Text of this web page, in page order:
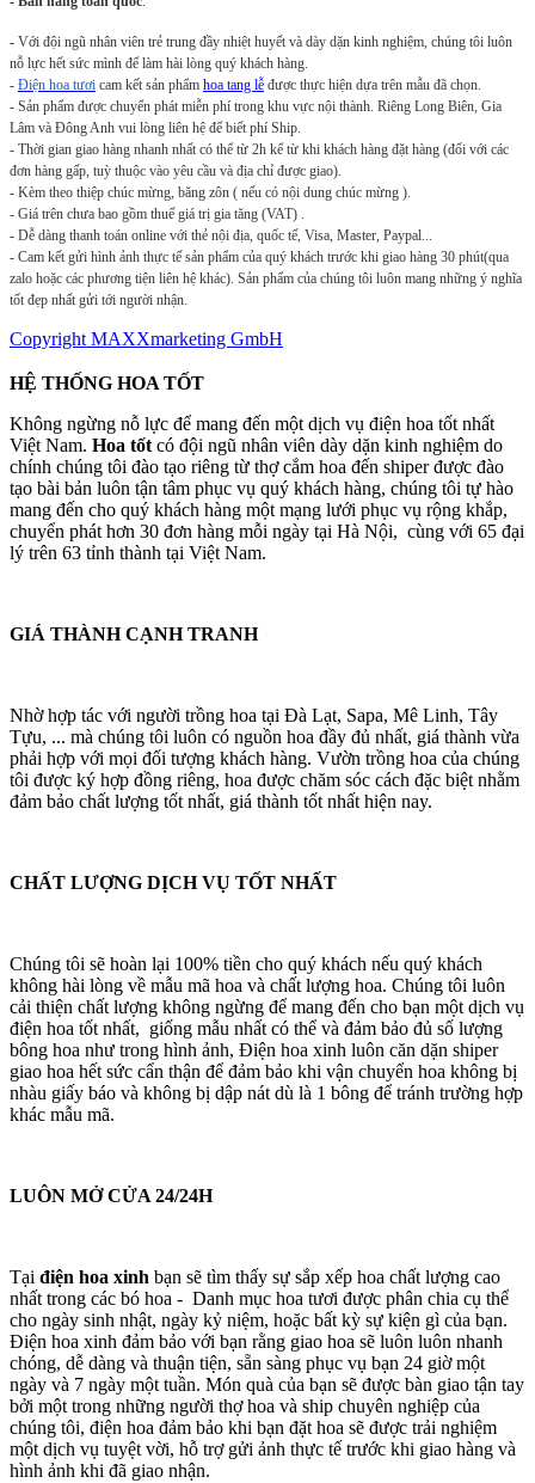
- Với đội ngũ nhân viên trẻ trung đầy nhiệt huyết và dày dặn kinh nghiệm, chúng tôi luôn
nỗ lực hết sức mình để làm hài lòng quý khách hàng.
- Điện hoa tươi cam kết sản phẩm hoa tang lễ được thực hiện dựa trên mẫu đã chọn.
- Sản phẩm được chuyển phát miễn phí trong khu vực nội thành. Riêng Long Biên, Gia
Lâm và Đông Anh vui lòng liên hệ để biết phí Ship.
- Thời gian giao hàng nhanh nhất có thể từ 2h kể từ khi khách hàng đặt hàng (đối với các
đơn hàng gấp, tuỳ thuộc vào yêu cầu và địa chỉ được giao).
- Kèm theo thiệp chúc mừng, băng zôn ( nếu có nội dung chúc mừng ).
- Giá trên chưa bao gồm thuế giá trị gia tăng (VAT) .
- Dễ dàng thanh toán online với thẻ nội địa, quốc tế, Visa, Master, Paypal...
- Cam kết gửi hình ảnh thực tế sản phẩm của quý khách trước khi giao hàng 30 phút(qua
zalo hoặc các phương tiện liên hệ khác). Sản phẩm của chúng tôi luôn mang những ý nghĩa
tốt đẹp nhất gửi tới người nhận.
Copyright MAXXmarketing GmbH
HỆ THỐNG HOA TỐT
Không ngừng nỗ lực để mang đến một dịch vụ điện hoa tốt nhất
Việt Nam. Hoa tốt có đội ngũ nhân viên dày dặn kinh nghiệm do
chính chúng tôi đào tạo riêng từ thợ cắm hoa đến shiper được đào
tạo bài bản luôn tận tâm phục vụ quý khách hàng, chúng tôi tự hào
mang đến cho quý khách hàng một mạng lưới phục vụ rộng khắp,
chuyển phát hơn 30 đơn hàng mỗi ngày tại Hà Nội, cùng với 65 đại
lý trên 63 tỉnh thành tại Việt Nam.
GIÁ THÀNH CẠNH TRANH
Nhờ hợp tác với người trồng hoa tại Đà Lạt, Sapa, Mê Linh, Tây
Tựu, ... mà chúng tôi luôn có nguồn hoa đầy đủ nhất, giá thành vừa
phải hợp với mọi đối tượng khách hàng. Vườn trồng hoa của chúng
tôi được ký hợp đồng riêng, hoa được chăm sóc cách đặc biệt nhằm
đảm bảo chất lượng tốt nhất, giá thành tốt nhất hiện nay.
CHẤT LƯỢNG DỊCH VỤ TỐT NHẤT
Chúng tôi sẽ hoàn lại 100% tiền cho quý khách nếu quý khách
không hài lòng về mẫu mã hoa và chất lượng hoa. Chúng tôi luôn
cải thiện chất lượng không ngừng để mang đến cho bạn một dịch vụ
điện hoa tốt nhất, giống mẫu nhất có thể và đảm bảo đủ số lượng
bông hoa như trong hình ảnh, Điện hoa xinh luôn căn dặn shiper
giao hoa hết sức cẩn thận để đảm bảo khi vận chuyển hoa không bị
nhàu giấy báo và không bị dập nát dù là 1 bông để tránh trường hợp
khác mẫu mã.
LUÔN MỞ CỬA 24/24H
Tại điện hoa xinh bạn sẽ tìm thấy sự sắp xếp hoa chất lượng cao
nhất trong các bó hoa - Danh mục hoa tươi được phân chia cụ thể
cho ngày sinh nhật, ngày kỷ niệm, hoặc bất kỳ sự kiện gì của bạn.
Điện hoa xinh đảm bảo với bạn rằng giao hoa sẽ luôn luôn nhanh
chóng, dễ dàng và thuận tiện, sẵn sàng phục vụ bạn 24 giờ một
ngày và 7 ngày một tuần. Món quà của bạn sẽ được bàn giao tận tay
bởi một trong những người thợ hoa và ship chuyên nghiệp của
chúng tôi, điện hoa đảm bảo khi bạn đặt hoa sẽ được trải nghiệm
một dịch vụ tuyệt vời, hỗ trợ gửi ảnh thực tế trước khi giao hàng và
hình ảnh khi đã giao nhận.